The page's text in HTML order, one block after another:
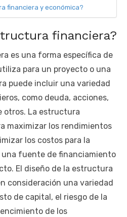
financiera y económica?
financiera?
es una forma específica de
para un proyecto o una
puede incluir una variedad
como deuda, acciones,
otros. La estructura
maximizar los rendimientos
los costos para la
una fuente de financiamiento
El diseño de la estructura
consideración una variedad
de capital, el riesgo de la
de los